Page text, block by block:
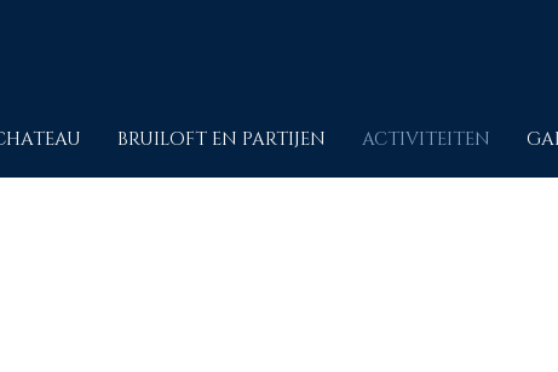
BRUILOFT EN PARTIJEN ACTIVITEITEN